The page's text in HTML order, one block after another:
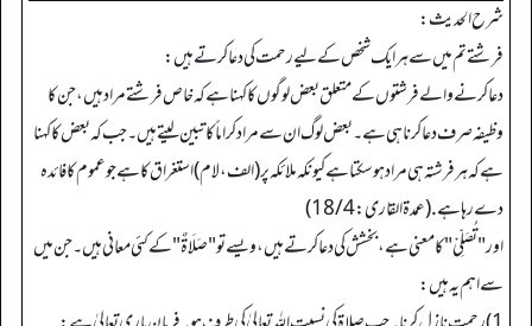
شرح الحدیث:
فرشتے تم میں سے ہر ایک شخص کے لیے رحمت کی دعا کرتے ہیں:
دعا کرنے والے فرشتوں کے متعلق بعض لوگوں کا کہنا ہے کہ خاص فرشتے مراد ہیں، جن کا
وظیفہ صرف دعا کرنا ہی ہے۔ بعض لوگ ان سے مراد کراماً کاتبین لیتے ہیں۔ جب کہ بعض کا کہنا
ہے کہ ہر فرشتہ ہی مراد ہو سکتا ہے کیونکہ ملائکہ پر (الف، لام) استغراق کا ہے جو عموم کا فائدہ
دے رہا ہے. (عمدة القاری: 18/4)
اور "تُصَلِّیْ" کا معنی ہے، بخشش کی دعا کرتے ہیں، ویسے تو "صَلَاةٌ" کے کئی معانی ہیں۔ جن میں
سے اہم یہ ہیں: